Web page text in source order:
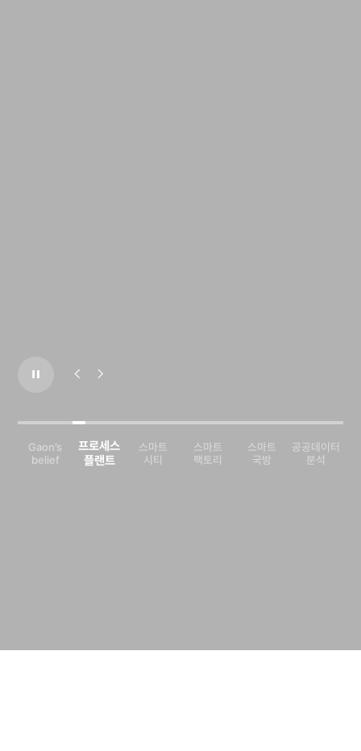
Gaon’s
belief
프로세스
플랜트
스마트
시티
스마트
팩토리
스마트
국방
공공데이터
분석